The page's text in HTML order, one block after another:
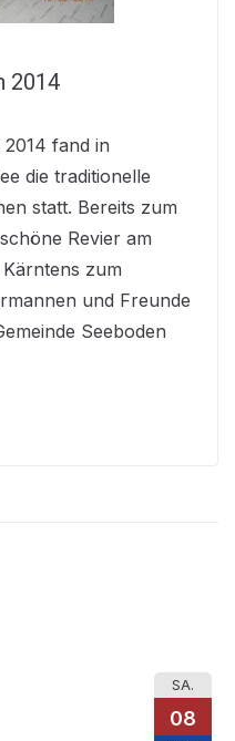
2014
2014 fand in
die traditionelle
statt. Bereits zum
Revier am
zum
und Freunde
Seeboden
SA.
08